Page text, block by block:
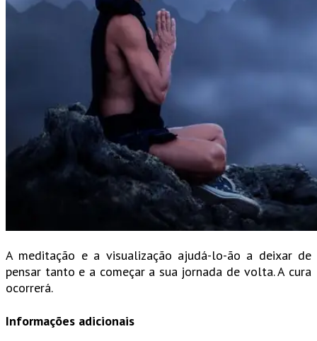
A meditação e a visualização ajudá-lo-ão a deixar de
pensar tanto e a começar a sua jornada de volta. A cura
ocorrerá.
Informações adicionais